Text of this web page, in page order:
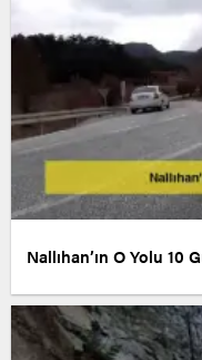
Nallıhan’ın O Yolu 10